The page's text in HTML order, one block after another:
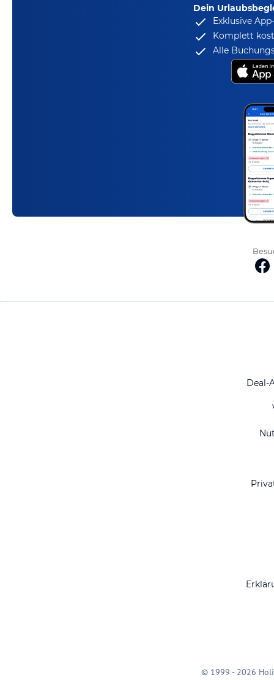
Dein
Exklusive
Komplett
Alle
Deal-
© 1999 - 2026